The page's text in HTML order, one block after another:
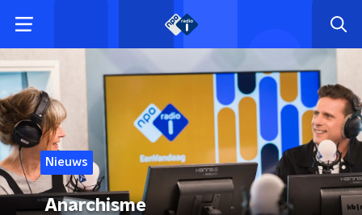
Nieuws
Anarchisme